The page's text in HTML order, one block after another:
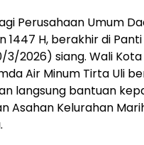
Perusahaan Umum
1447 H, berakhir di
3/2026) siang. Wali
Air Minum Tirta Uli
langsung bantuan
Asahan Kelurahan